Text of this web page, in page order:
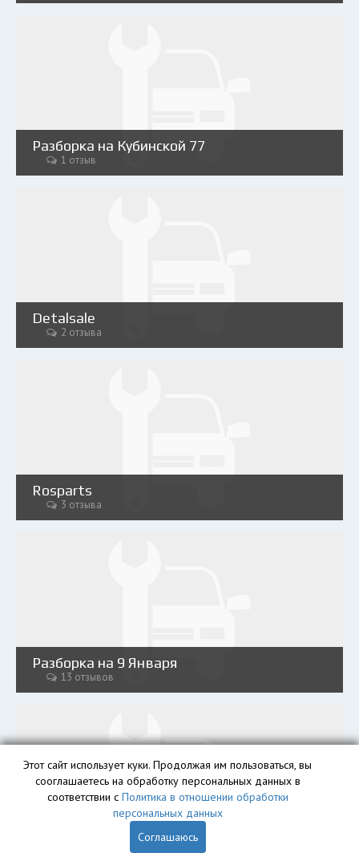
Разборка на Кубинской 77
1 отзыв
Detalsale
2 отзыва
Rosparts
3 отзыва
Разборка на 9 Января
13 отзывов
Этот сайт использует куки. Продолжая им пользоваться, вы
сооглашаетесь на обработку персональных данных в
соответствии с Политика в отношении обработки
персональных данных
Соглашаюсь